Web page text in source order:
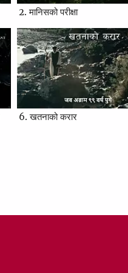
2. मानिसको परीक्षा
6. खतनाको करार